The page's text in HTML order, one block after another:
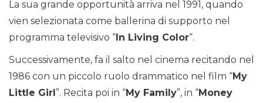
La sua grande opportunità arriva nel 1991, quando
vien selezionata come ballerina di supporto nel
programma televisivo “ In Living Color“.
Successivamente, fa il salto nel cinema recitando nel
1986 con un piccolo ruolo drammatico nel film “My
Little Girl ”. Recita poi in “My Family”, in “Money